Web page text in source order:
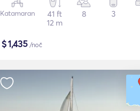
Katamaran
41 ft
12 m
8 3
$1,435 /noč